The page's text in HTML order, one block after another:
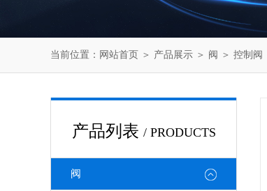
当前位置： 网站首页 ＞ 产品展示 ＞ 阀 ＞ 控制阀
产品列表 / PRODUCTS
阀